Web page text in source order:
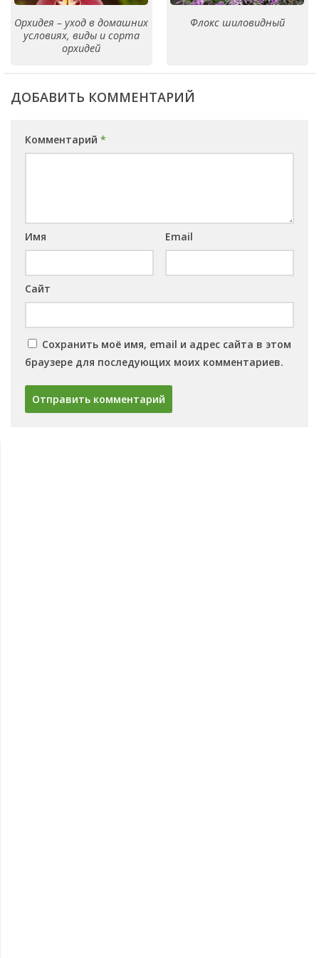
Орхидея – уход в домашних
условиях, виды и сорта
орхидей
Флокс шиловидный
ДОБАВИТЬ КОММЕНТАРИЙ
Комментарий *
Имя Email
Сайт
Сохранить моё имя, email и адрес сайта в этом
браузере для последующих моих комментариев.